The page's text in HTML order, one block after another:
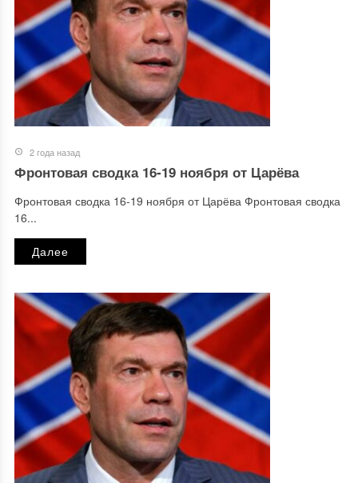
2 года назад
Фронтовая сводка 16-19 ноября от Царёва
Фронтовая сводка 16-19 ноября от Царёва Фронтовая сводка
16...
Далее